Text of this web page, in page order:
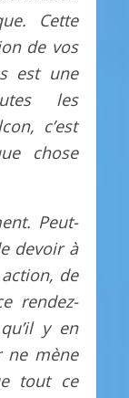
Cette
de vos
est une
les
c’est
chose
Peut-
devoir à
de
rendez-
y en
ne mène
tout ce